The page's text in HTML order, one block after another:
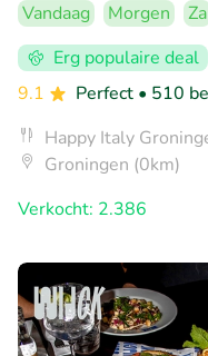
Vandaag Morgen Za
Erg populaire deal
9.1
Perfect • 510
Happy Italy
Groningen (0km)
Verkocht: 2.386